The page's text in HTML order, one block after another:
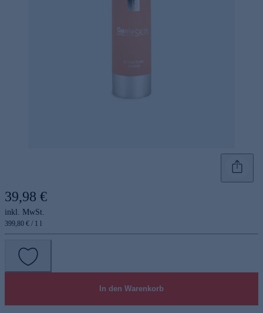
39,98 €
inkl. MwSt.
399,80 € / 1 l
In den Warenkorb